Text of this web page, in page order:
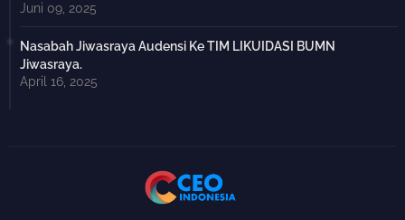
Juni 09, 2025
Nasabah Jiwasraya Audensi Ke TIM LIKUIDASI BUMN
Jiwasraya.
April 16, 2025